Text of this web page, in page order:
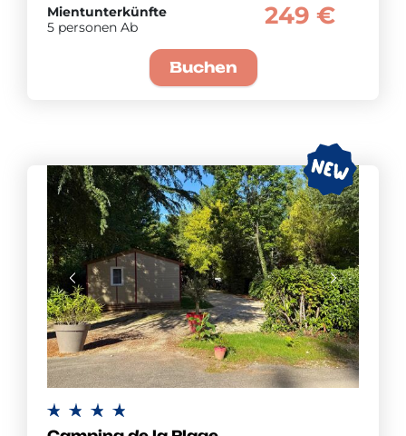
Mientunterkünfte
5 personen Ab
249 €
Buchen